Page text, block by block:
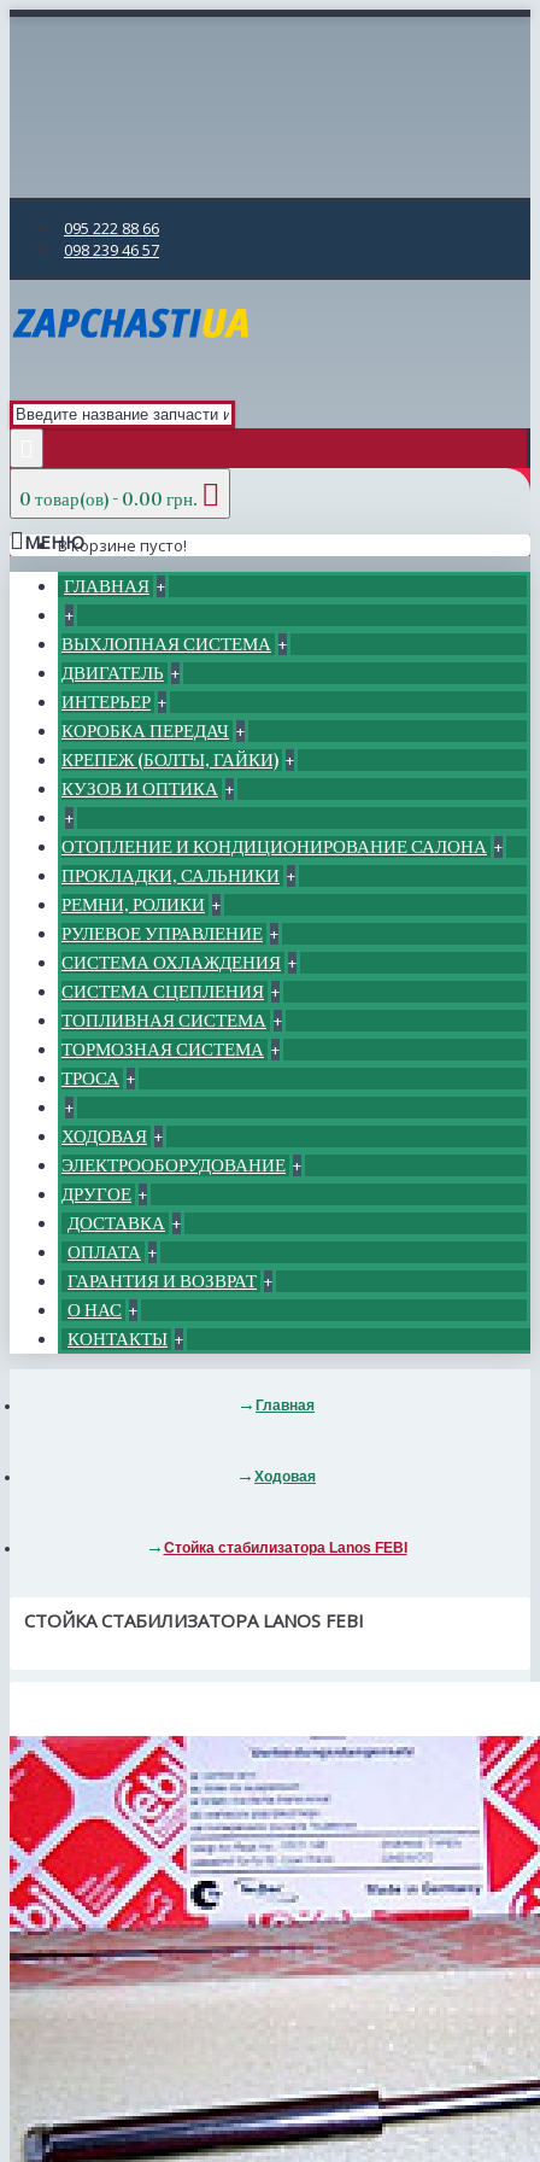
095 222 88 66
098 239 46 57
0 товар(ов) - 0.00 грн.
В корзине пусто!
МЕНЮ
ГЛАВНАЯ +
+
ВЫХЛОПНАЯ СИСТЕМА +
ДВИГАТЕЛЬ +
ИНТЕРЬЕР +
КОРОБКА ПЕРЕДАЧ +
КРЕПЕЖ (БОЛТЫ, ГАЙКИ) +
КУЗОВ И ОПТИКА +
+
ОТОПЛЕНИЕ И КОНДИЦИОНИРОВАНИЕ САЛОНА +
ПРОКЛАДКИ, САЛЬНИКИ +
РЕМНИ, РОЛИКИ +
РУЛЕВОЕ УПРАВЛЕНИЕ +
СИСТЕМА ОХЛАЖДЕНИЯ +
СИСТЕМА СЦЕПЛЕНИЯ +
ТОПЛИВНАЯ СИСТЕМА +
ТОРМОЗНАЯ СИСТЕМА +
ТРОСА +
+
ХОДОВАЯ +
ЭЛЕКТРООБОРУДОВАНИЕ +
ДРУГОЕ +
ДОСТАВКА +
ОПЛАТА +
ГАРАНТИЯ И ВОЗВРАТ +
О НАС +
КОНТАКТЫ +
Главная
Ходовая
Стойка стабилизатора Lanos FEBI
СТОЙКА СТАБИЛИЗАТОРА LANOS FEBI